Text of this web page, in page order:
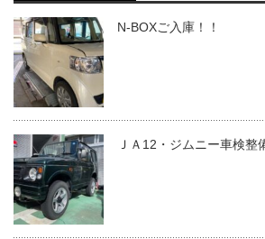
N-BOXご入庫！！
ＪＡ12・ジムニー車検整